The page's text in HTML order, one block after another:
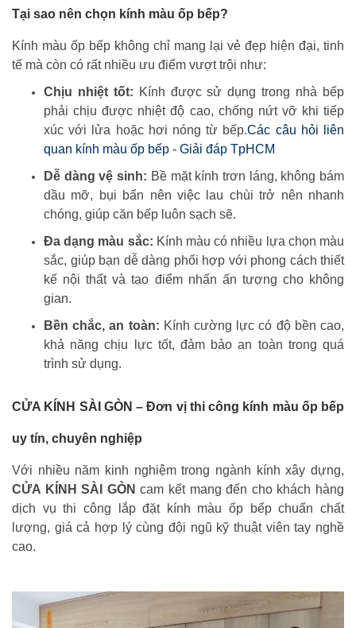
Tại sao nên chọn kính màu ốp bếp?
Kính màu ốp bếp không chỉ mang lại vẻ đẹp hiện đại, tinh
tế mà còn có rất nhiều ưu điểm vượt trội như:
Chịu nhiệt tốt: Kính được sử dụng trong nhà bếp
phải chịu được nhiệt độ cao, chống nứt vỡ khi tiếp
xúc với lửa hoặc hơi nóng từ bếp.Các câu hỏi liên
quan kính màu ốp bếp - Giải đáp TpHCM
Dễ dàng vệ sinh: Bề mặt kính trơn láng, không bám
dầu mỡ, bụi bẩn nên việc lau chùi trở nên nhanh
chóng, giúp căn bếp luôn sạch sẽ.
Đa dạng màu sắc: Kính màu có nhiều lựa chọn màu
sắc, giúp bạn dễ dàng phối hợp với phong cách thiết
kế nội thất và tạo điểm nhấn ấn tượng cho không
gian.
Bền chắc, an toàn: Kính cường lực có độ bền cao,
khả năng chịu lực tốt, đảm bảo an toàn trong quá
trình sử dụng.
CỬA KÍNH SÀI GÒN – Đơn vị thi công kính màu ốp bếp
uy tín, chuyên nghiệp
Với nhiều năm kinh nghiệm trong ngành kính xây dựng,
CỬA KÍNH SÀI GÒN cam kết mang đến cho khách hàng
dịch vụ thi công lắp đặt kính màu ốp bếp chuẩn chất
lượng, giá cả hợp lý cùng đội ngũ kỹ thuật viên tay nghề
cao.